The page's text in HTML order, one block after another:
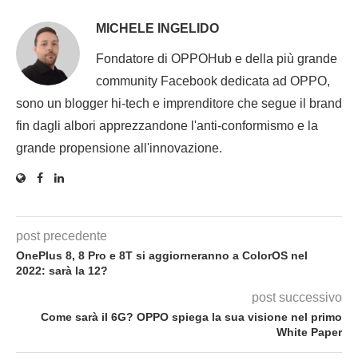
MICHELE INGELIDO
Fondatore di OPPOHub e della più grande
community Facebook dedicata ad OPPO,
sono un blogger hi-tech e imprenditore che segue il brand
fin dagli albori apprezzandone l'anti-conformismo e la
grande propensione all'innovazione.
post precedente
OnePlus 8, 8 Pro e 8T si aggiorneranno a ColorOS nel
2022: sarà la 12?
post successivo
Come sarà il 6G? OPPO spiega la sua visione nel primo
White Paper